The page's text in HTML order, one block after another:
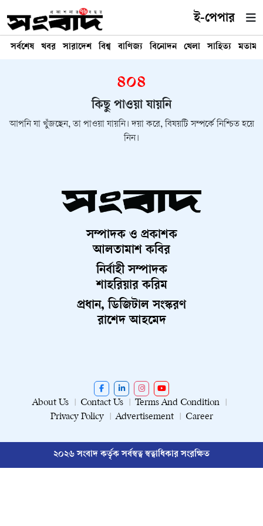
ই-পেপার
সর্বশেষ খবর সারাদেশ বিশ্ব বাণিজ্য বিনোদন খেলা সাহিত্য মতামত
৪০৪
কিছু পাওয়া যায়নি
আপনি যা খুঁজছেন, তা পাওয়া যায়নি। দয়া করে, বিষয়টি সম্পর্কে নিশ্চিত হয়ে
নিন।
সম্পাদক ও প্রকাশক
আলতামাশ কবির
নির্বাহী সম্পাদক
শাহরিয়ার করিম
প্রধান, ডিজিটাল সংস্করণ
রাশেদ আহমেদ
About Us Contact Us
Terms And Condition
Privacy Policy
Advertisement Career
২০২৬ সংবাদ কর্তৃক সর্বস্বত্ব স্বত্বাধিকার সংরক্ষিত